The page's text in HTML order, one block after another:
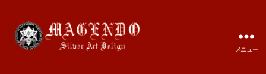
メニュー